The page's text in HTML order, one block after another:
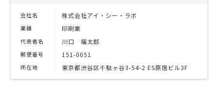
会社名 株式会社アイ・シー・ラボ
業種 印刷業
代表者名 川口 福太郎
郵便番号 151-0051
所在地 東京都渋谷区千駄ヶ谷3-54-2 ES原宿ビル3F